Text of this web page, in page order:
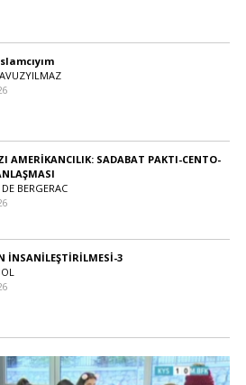
AMERİKANCILIK: SADABAT PAKTI-CENTO-
BERGERAC
İNSANİLEŞTİRİLMESİ-3